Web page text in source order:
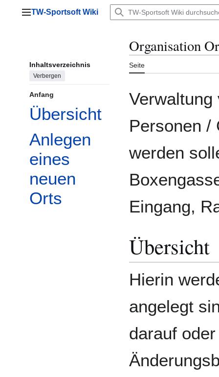
Hauptmenü
TW-Sportsoft Wiki
Inhaltsverzeichnis
Verbergen
Anfang
Übersicht
Anlegen
eines
neuen
Orts
Organisation
Seite
Verwaltung
Personen /
werden
Eingang,
Übersicht
Hierin
angelegt
darauf